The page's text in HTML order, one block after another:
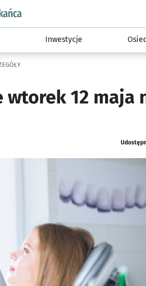
podserwis: Dla mieszkańca
Inwestycje
wtorek 12 maja